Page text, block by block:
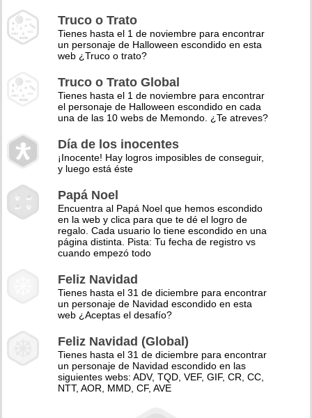
Truco o Trato
Tienes hasta el 1 de noviembre para encontrar
un personaje de Halloween escondido en esta
web ¿Truco o trato?
Truco o Trato Global
Tienes hasta el 1 de noviembre para encontrar
el personaje de Halloween escondido en cada
una de las 10 webs de Memondo. ¿Te atreves?
Día de los inocentes
¡Inocente! Hay logros imposibles de conseguir,
y luego está éste
Papá Noel
Encuentra al Papá Noel que hemos escondido
en la web y clica para que te dé el logro de
regalo. Cada usuario lo tiene escondido en una
página distinta. Pista: Tu fecha de registro vs
cuando empezó todo
Feliz Navidad
Tienes hasta el 31 de diciembre para encontrar
un personaje de Navidad escondido en esta
web ¿Aceptas el desafío?
Feliz Navidad (Global)
Tienes hasta el 31 de diciembre para encontrar
un personaje de Navidad escondido en las
siguientes webs: ADV, TQD, VEF, GIF, CR, CC,
NTT, AOR, MMD, CF, AVE